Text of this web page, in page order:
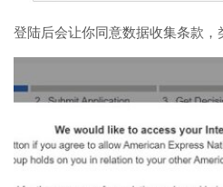
登陆后会让你同意数据收集条款，